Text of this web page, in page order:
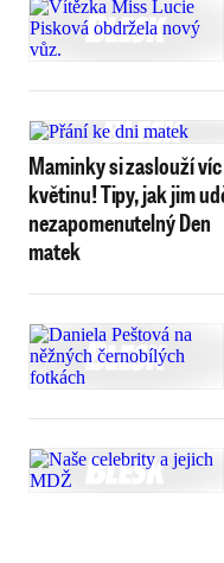
Maminky si zaslouží
květinu! Tipy, jak jim
nezapomenutelný Den
matek